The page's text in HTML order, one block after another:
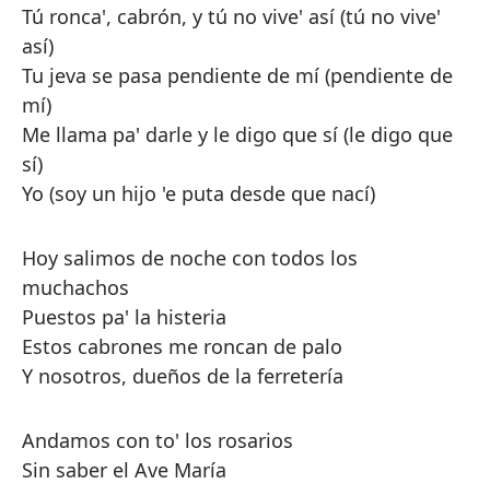
Tú ronca', cabrón, y tú no vive' así (tú no vive'
así)
Tu jeva se pasa pendiente de mí (pendiente de
mí)
Me llama pa' darle y le digo que sí (le digo que
sí)
Yo (soy un hijo 'e puta desde que nací)
Hoy salimos de noche con todos los
muchachos
Puestos pa' la histeria
Estos cabrones me roncan de palo
Y nosotros, dueños de la ferretería
Andamos con to' los rosarios
Sin saber el Ave María